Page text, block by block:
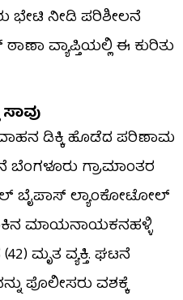
ಭೇಟಿ ನೀಡಿ ಪರಿಶೀಲನೆ
ವ್ಯಾಪ್ತಿಯಲ್ಲಿ ಈ ಕುರಿತು
ಡಿಕ್ಕಿ ಹೊಡೆದ ಪರಿಣಾಮ
ಬೆಂಗಳೂರು ಗ್ರಾಮಾಂತರ
ಬೈಪಾಸ್ ಲ್ಯಾಂಕೋಟೋಲ್
ಮಾಯನಾಯಕನಹಳ್ಳಿ
ಮೃತ ವ್ಯಕ್ತಿ. ಘಟನೆ
ಪೊಲೀಸರು ವಶಕ್ಕೆ